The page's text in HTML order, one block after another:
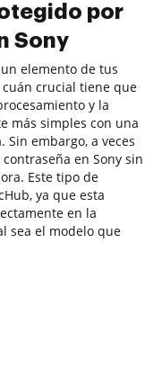
por
Sony
elemento de tus
crucial tiene que
y la
más simples con una
embargo, a veces
en Sony sin
Este tipo de
ya que esta
en la
sea el modelo que